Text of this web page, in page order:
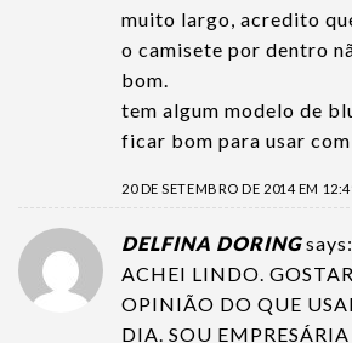
muito largo, acredito
o camisete por dentro
bom.
tem algum modelo de
ficar bom para usar com
20 DE SETEMBRO DE 2014 EM
DELFINA DORING says:
ACHEI LINDO.
OPINIÃO DO QUE
DIA. SOU